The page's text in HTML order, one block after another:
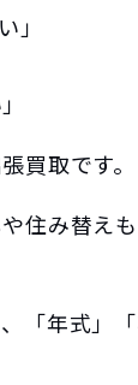
」
買取です。
住み替え
「年式」